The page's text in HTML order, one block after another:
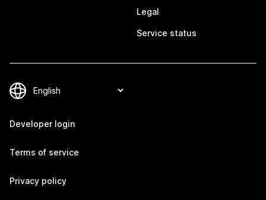
Legal
Service status
Developer login
Terms of service
Privacy policy